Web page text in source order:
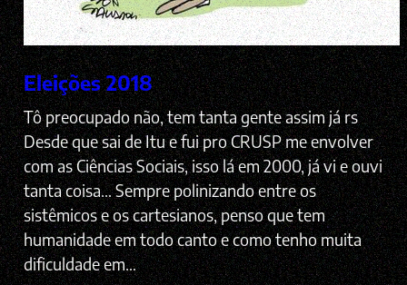
Eleições 2018
Tô preocupado não, tem tanta gente assim já rs
Desde que sai de Itu e fui pro CRUSP me envolver
com as Ciências Sociais, isso lá em 2000, já vi e ouvi
tanta coisa… Sempre polinizando entre os
sistêmicos e os cartesianos, penso que tem
humanidade em todo canto e como tenho muita
dificuldade em…